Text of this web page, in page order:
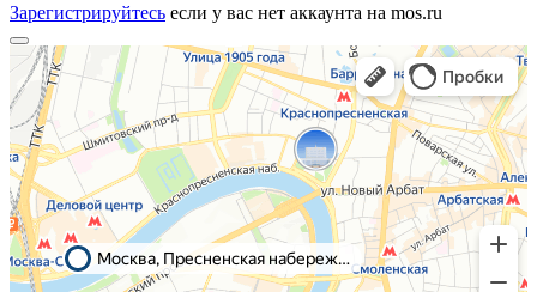
Зарегистрируйтесь если у вас нет аккаунта на mos.ru